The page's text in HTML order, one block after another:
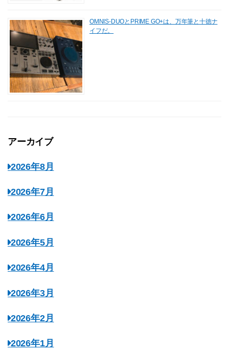
OMNIS-DUOとPRIME GO+は、万年筆と十徳ナ
イフだ。
アーカイブ
2026年8月
2026年7月
2026年6月
2026年5月
2026年4月
2026年3月
2026年2月
2026年1月